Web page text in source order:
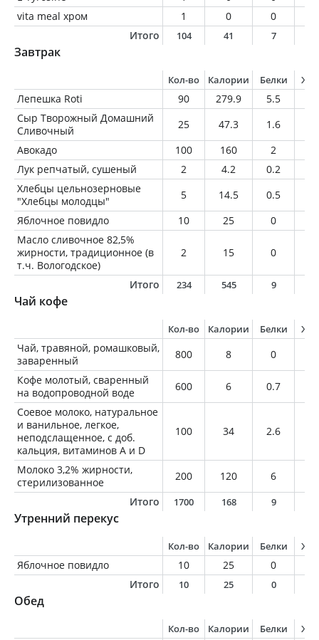
vita meal хром
1 0 0
Итого
104 41 7
Завтрак
Кол-во Калории Белки
Лепешка Roti 90 279.9 5.5
Сыр Творожный Домашний
Сливочный
25 47.3 1.6
Авокадо
100 160 2
Лук репчатый, сушеный
2 4.2 0.2
Хлебцы цельнозерновые
"Хлебцы молодцы"
5 14.5 0.5
Яблочное повидло
10 25 0
Масло сливочное 82,5%
жирности, традиционное (в
т.ч. Вологодское)
2 15 0
Итого 234 545 9
Чай кофе
Кол-во Калории Белки
Чай, травяной, ромашковый,
заваренный
800 8 0
Кофе молотый, сваренный
на водопроводной воде
600 6 0.7
Соевое молоко, натуральное
и ванильное, легкое,
неподслащенное, с доб.
кальция, витаминов A и D
100 34 2.6
Молоко 3,2% жирности,
стерилизованное
200 120 6
Итого
1700 168 9
Утренний перекус
Кол-во Калории Белки
Яблочное повидло 10 25 0
Итого
10 25 0
Обед
Кол-во Калории Белки